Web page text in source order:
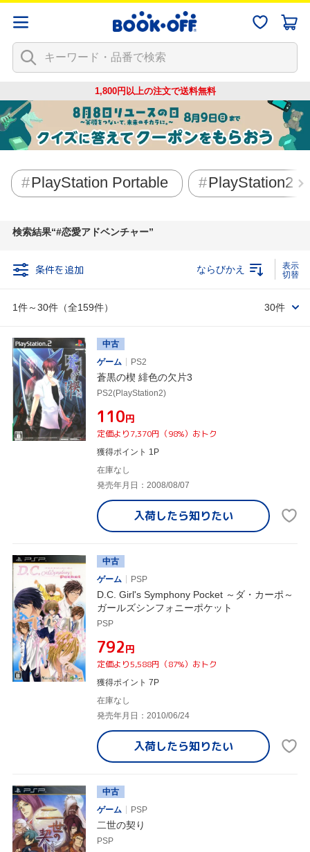
1,800円以上の注文で送料無料
PlayStation Portable PlayStation2
検索結果 #恋愛アドベンチャー
条件を追加
1件～30件（全159件）
ならびかえ
30件
中古
ゲーム
PS2
蒼黒の楔 緋色の欠片3
PS2(PlayStation2)
¥110円
定価より7,370円（98%）おトク
獲得ポイント 1P
在庫なし
発売年月日：2008/08/07
入荷したら知りたい
中古
ゲーム
PSP
D.C. Girl's Symphony Pocket ～ダ・カーポ～
ガールズシンフォニーポケット
PSP
¥792円
定価より5,588円（87%）おトク
獲得ポイント 7P
在庫なし
発売年月日：2010/06/24
入荷したら知りたい
中古
ゲーム
PSP
二世の契り
PSP